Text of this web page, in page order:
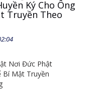
Nơi Đức Phật
Bí Mật Truyền
bằng cành
Ha Ca Diếp
tổ vị nghĩa là